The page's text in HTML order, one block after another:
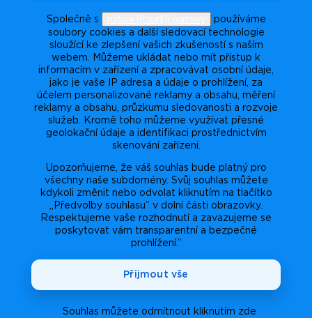
Společně s
používáme
soubory cookies a další sledovací technologie
sloužící ke zlepšení vašich zkušeností s naším
webem. Můžeme ukládat nebo mít přístup k
informacím v zařízení a zpracovávat osobní údaje,
jako je vaše IP adresa a údaje o prohlížení, za
účelem personalizované reklamy a obsahu, měření
reklamy a obsahu, průzkumu sledovanosti a rozvoje
služeb. Kromě toho můžeme využívat přesné
geolokační údaje a identifikaci prostřednictvím
skenování zařízení.
Upozorňujeme, že váš souhlas bude platný pro
všechny naše subdomény. Svůj souhlas můžete
kdykoli změnit nebo odvolat kliknutím na tlačítko
„Předvolby souhlasu” v dolní části obrazovky.
Respektujeme vaše rozhodnutí a zavazujeme se
poskytovat vám transparentní a bezpečné
prohlížení.”
Souhlas můžete odmítnout kliknutím zde
Přijmout vše